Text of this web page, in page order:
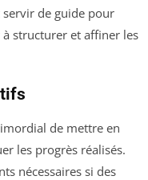
servir de guide pour
structurer et affiner les
de mettre en
les progrès réalisés.
nécessaires si des